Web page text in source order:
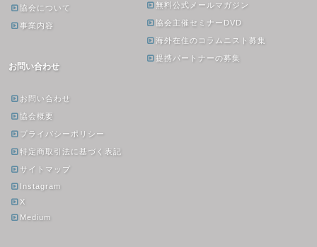
協会について
事業内容
無料公式メールマガジン
協会主催セミナーDVD
海外在住のコラムニスト募集
提携パートナーの募集
お問い合わせ
お問い合わせ
協会概要
プライバシーポリシー
特定商取引法に基づく表記
サイトマップ
Instagram
X
Medium